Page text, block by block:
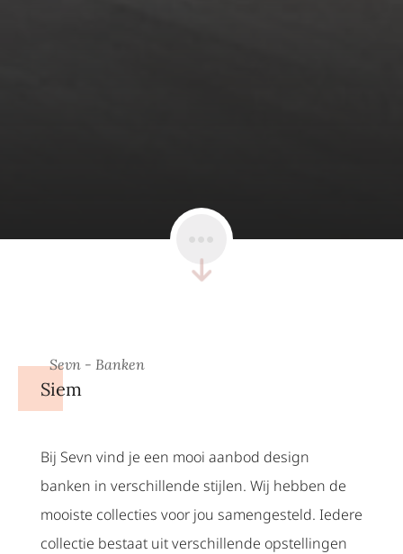
Sevn - Banken
Siem
Bij Sevn vind je een mooi aanbod design
banken in verschillende stijlen. Wij hebben de
mooiste collecties voor jou samengesteld. Iedere
collectie bestaat uit verschillende opstellingen